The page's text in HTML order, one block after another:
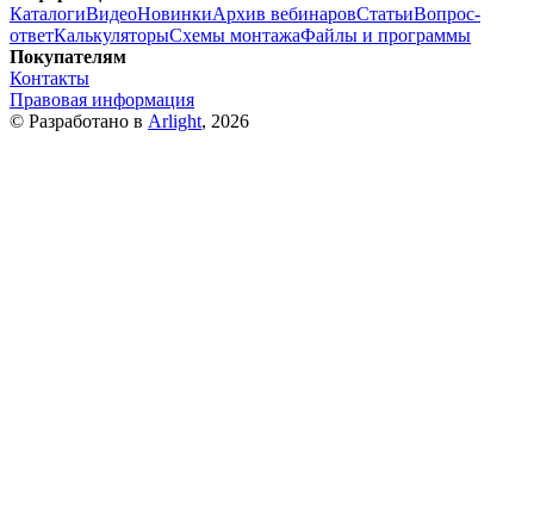
КаталогиВидеоНовинкиАрхив вебинаровСтатьиВопрос-
ответКалькуляторыСхемы монтажаФайлы и программы
Покупателям
Контакты
Правовая информация
© Разработано в Arlight, 2026